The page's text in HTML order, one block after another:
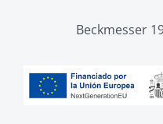
Beckmesser